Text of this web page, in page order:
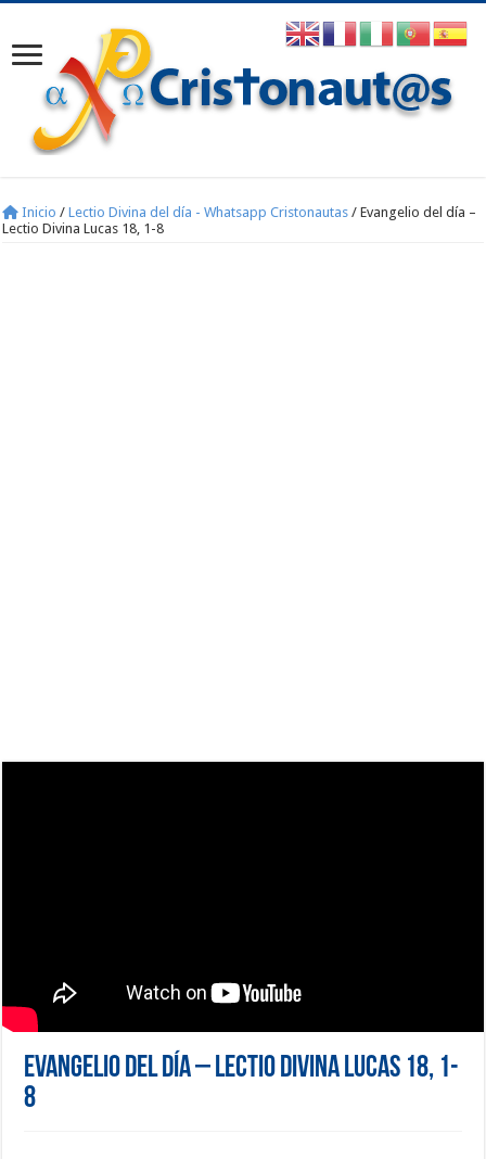
Inicio / Lectio Divina del día - Whatsapp Cristonautas / Evangelio del día –
Lectio Divina Lucas 18, 1-8
Evangelio del día – Lectio Divina Lucas 18, 1-
8